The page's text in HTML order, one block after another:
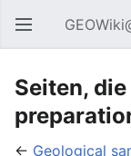
Hauptmenü öffnen
Seiten,
← Geological